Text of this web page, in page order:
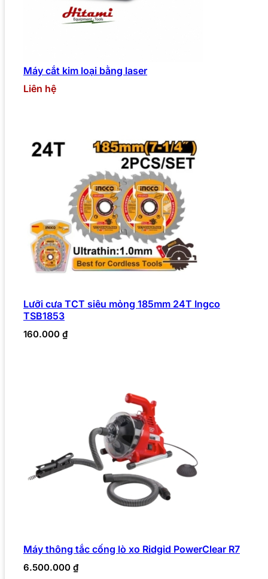
Máy cắt kim loại bằng laser
Liên hệ
Lưỡi cưa TCT siêu mỏng 185mm 24T Ingco
TSB1853
160.000 ₫
Máy thông tắc cống lò xo Ridgid PowerClear R7
6.500.000 ₫